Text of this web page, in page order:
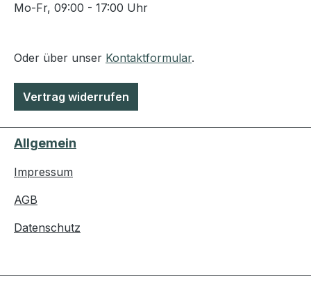
Mo-Fr, 09:00 - 17:00 Uhr
Oder über unser Kontaktformular.
Vertrag widerrufen
Allgemein
Impressum
AGB
Datenschutz